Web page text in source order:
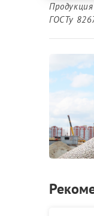
ГОСТу